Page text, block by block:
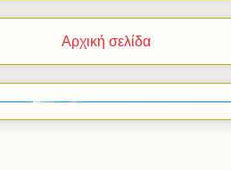
Αρχική σελίδα